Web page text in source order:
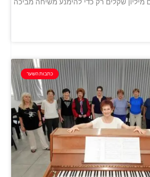
כתבות השער